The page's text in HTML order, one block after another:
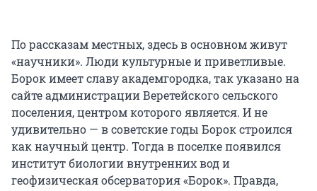
По рассказам местных, здесь в основном живут
«научники». Люди культурные и приветливые.
Борок имеет славу академгородка, так указано на
сайте администрации Веретейского сельского
поселения, центром которого является. И не
удивительно — в советские годы Борок строился
как научный центр. Тогда в поселке появился
институт биологии внутренних вод и
геофизическая обсерватория «Борок». Правда,